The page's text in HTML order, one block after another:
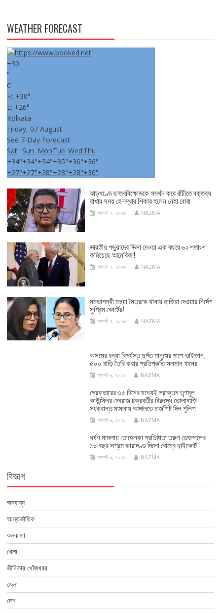
WEATHER FORECAST
+30
°
C
H: +30°
L: +26°
Kolkata
Friday, 07 August
See 7-Day Forecast
Sat Sun MonTue Wed Thu
+34°+34°+34°+35°+36°+36°
+27°+27°+28°+28°+28°+30°
ঝাড়খণ্ডে ছাত্রবিক্ষোভকে সমর্থন করে রাঁচীতে বক্তব্য
রাখার সময় হেনস্থার শিকার হলেন নেহা বোরা
আগস্ট ৭, ২০২৬ NAZMA
ভারতীয় পড়ুয়াদের ভিসা দেওয়া এক বছরে ৬২ শতাংশ
কমিয়েছে আমেরিকা!
আগস্ট ৭, ২০২৬ NAZMA
মমতাপন্থী মহুয়া মৈত্রকে থানায় হাজিরা দেওয়ার নির্দেশ
সুপ্রিম কোর্টের!
আগস্ট ৭, ২০২৬ NAZMA
অসমের বন্যা বিপর্যস্ত দুর্গত মানুষের পাশে ভাইজান,
৫০০ বাড়ি তৈরি করার প্রতিশ্রুতি সলমান খানের
আগস্ট ৬, ২০২৬ NAZMA
গ্রেফতারের ৩৫ দিনের মধ্যেই প্রাক্তন তৃণমূল
কাউন্সিলর দেবরাজ চক্রবর্তীর বিরুদ্ধে তোলাবাজি
সংক্রান্ত মামলায় আদালতে চার্জশিট দিল পুলিশ
আগস্ট ৬, ২০২৬ NAZMA
ধর্ষণ মামলায় তোহেলকা প্রতিষ্ঠাতা তরুণ তেজপালের
১০ বছর সশ্রম কারাদণ্ড দিলো বোম্বে হাইকোর্ট
আগস্ট ৬, ২০২৬ NAZMA
বিভাগ
অন্যান্য
আন্তর্জাতিক
কলকাতা
খেলা
জীবিকার খোঁজখবর
জেলা
দেশ